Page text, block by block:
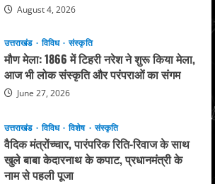
August 4, 2026
उत्तराखंड विविध संस्कृति
मौण मेला: 1866 में टिहरी नरेश ने शुरू किया मेला,
आज भी लोक संस्कृति और परंपराओं का संगम
June 27, 2026
उत्तराखंड विविध विशेष संस्कृति
वैदिक मंत्रोंच्चार, पारंपरिक रिति-रिवाज के साथ
खुले बाबा केदारनाथ के कपाट, प्रधानमंत्री के
नाम से पहली पूजा